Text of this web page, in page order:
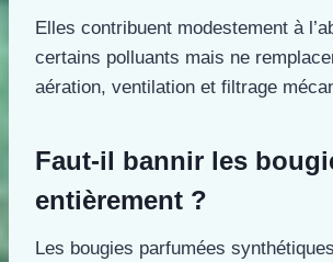
Elles contribuent modestement à
certains polluants mais ne
aération, ventilation et filtrage
Faut-il bannir les
entièrement ?
Les bougies parfumées